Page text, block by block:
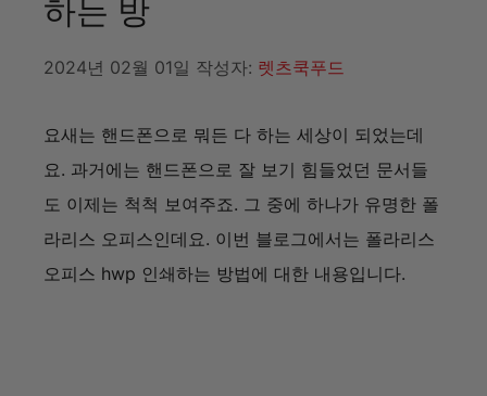
하는 방
2024년 02월 01일 작성자: 렛츠쿡푸드
요새는 핸드폰으로 뭐든 다 하는 세상이 되었는데
요. 과거에는 핸드폰으로 잘 보기 힘들었던 문서들
도 이제는 척척 보여주죠. 그 중에 하나가 유명한 폴
라리스 오피스인데요. 이번 블로그에서는 폴라리스
오피스 hwp 인쇄하는 방법에 대한 내용입니다.